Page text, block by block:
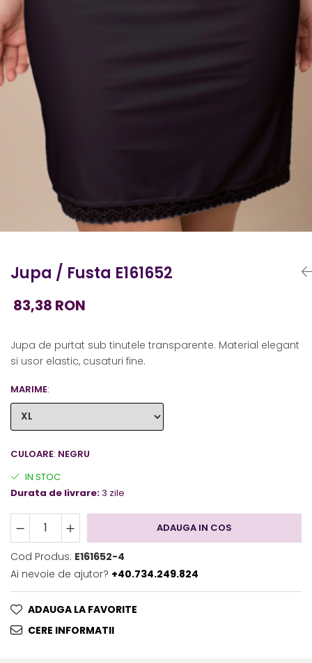
Jupa / Fusta E161652
83,38 RON
Jupa de purtat sub tinutele transparente. Material elegant
si usor elastic, cusaturi fine.
MARIME:
CULOARE: NEGRU
IN STOC
Durata de livrare:3 zile
ADAUGA IN COS
Cod Produs: E161652-4
Ai nevoie de ajutor? +40.734.249.824
ADAUGA LA FAVORITE
CERE INFORMATII